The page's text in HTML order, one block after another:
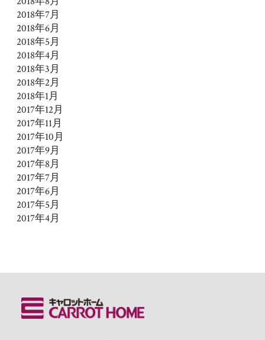
2018年7月
2018年6月
2018年5月
2018年4月
2018年3月
2018年2月
2018年1月
2017年12月
2017年11月
2017年10月
2017年9月
2017年8月
2017年7月
2017年6月
2017年5月
2017年4月